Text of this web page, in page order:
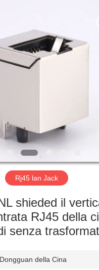
Rj45 lan Jack
shieded il
RJ45 della
senza
Dongguan della Cina